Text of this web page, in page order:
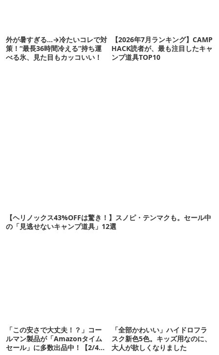
外が暑すぎる…→冷たいコレで対
策！“最長36時間冷える”持ち運
べる氷、見た目もカッコいい！
【2026年7月ランキング】CAMP
HACK読者が、最も注目したキャ
ンプ道具TOP10
【ヘリノックス43%OFFは驚き！】スノピ・テンマクも。セール中
の「見逃せないキャンプ道具」12選
「この安さで大丈夫！？」コー
ルマン製品が「Amazonタイム
セール」に多数出品中！【2/4ま
「全部かわいい」ハイドロフラ
スク新色5色。キッズ用なのに、
大人が欲しくなりました